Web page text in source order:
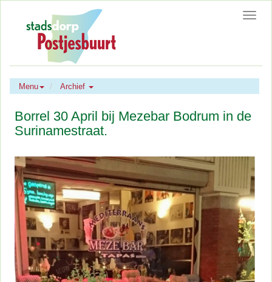
Menu Archief
Borrel 30 April bij Mezebar Bodrum in de
Surinamestraat.